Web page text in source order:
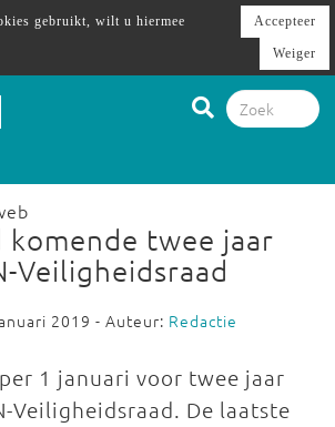
komende twee jaar
Veiligheidsraad
2019 - Auteur: Redactie
1 januari voor twee jaar
Veiligheidsraad. De laatste
gebruikt, wilt u hiermee
Accepteer
Weiger